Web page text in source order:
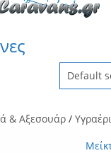
Default
& Αξεσουάρ /